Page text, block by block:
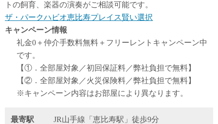
トの飼育、楽器の演奏がご相談可能です。
ザ・パークハビオ恵比寿プレイス賢い選択
キャンペーン情報
礼金0 ＋仲介手数料無料 ＋ フリーレント キャンペーン中
です。
【①．全部屋対象／初回保証料／弊社負担で無料】
【②．全部屋対象／火災保険料／弊社負担で無料】
※キャンペーン内容はお部屋により異なります。
最寄駅
JR山手線「恵比寿駅」徒歩9分